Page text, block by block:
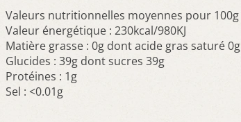
Valeurs nutritionnelles moyennes pour 100g
Valeur énergétique : 230kcal/980KJ
Matière grasse : 0g dont acide gras saturé 0g
Glucides : 39g dont sucres 39g
Protéines : 1g
Sel : <0.01g